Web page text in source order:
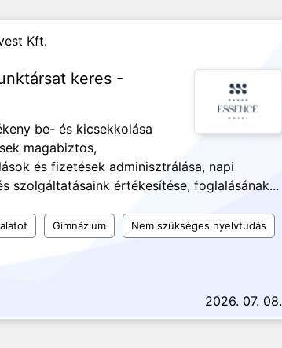
Kft.
keres -
be- és kicsekkolása
magabiztos,
és fizetések adminisztrálása, napi
szolgáltatásaink értékesítése, foglalásának...
Gimnázium Nem szükséges nyelvtudás
2026. 07. 08.